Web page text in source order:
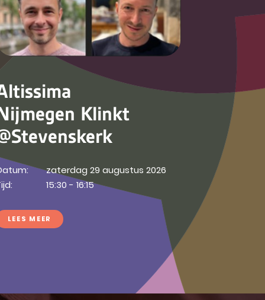
Klinkt
zaterdag 29 augustus 2026
15:30 - 16:15
LEES MEER